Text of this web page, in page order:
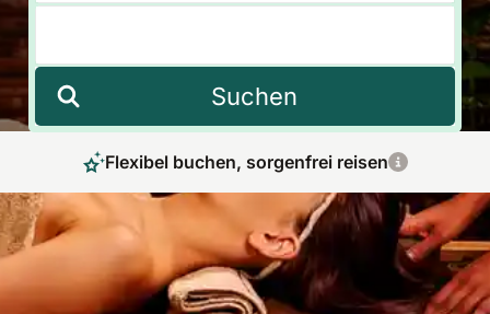
Suchen
Flexibel buchen, sorgenfrei reisen
Authentisches Ayurveda in Indien mit
Expertenbegleitung